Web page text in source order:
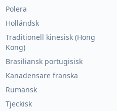
Polera
Holländsk
Traditionell kinesisk (Hong
Kong)
Brasiliansk portugisisk
Kanadensare franska
Rumänsk
Tjeckisk